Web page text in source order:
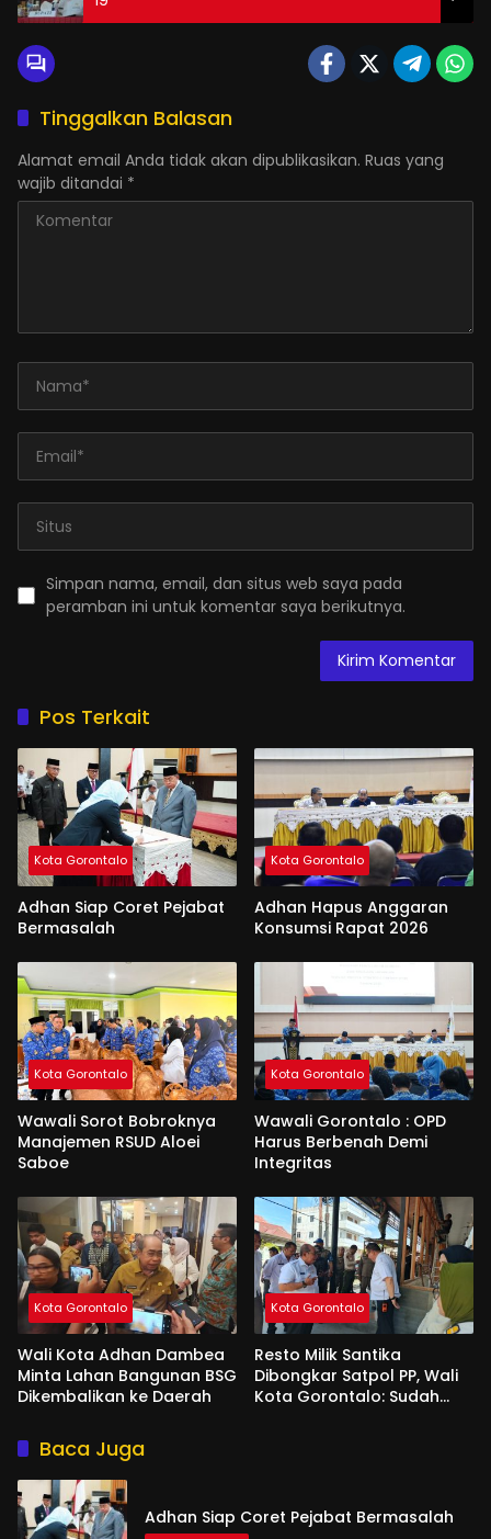
Tinggalkan Balasan
Alamat email Anda tidak akan dipublikasikan. Ruas yang
wajib ditandai *
Simpan nama, email, dan situs web saya pada
peramban ini untuk komentar saya berikutnya.
Pos Terkait
Kota Gorontalo
Adhan Siap Coret Pejabat
Bermasalah
Kota Gorontalo
Adhan Hapus Anggaran
Konsumsi Rapat 2026
Kota Gorontalo
Wawali Sorot Bobroknya
Manajemen RSUD Aloei
Saboe
Kota Gorontalo
Wawali Gorontalo : OPD
Harus Berbenah Demi
Integritas
Kota Gorontalo
Wali Kota Adhan Dambea
Minta Lahan Bangunan BSG
Dikembalikan ke Daerah
Kota Gorontalo
Resto Milik Santika
Dibongkar Satpol PP, Wali
Kota Gorontalo: Sudah
Baca Juga
Adhan Siap Coret Pejabat Bermasalah